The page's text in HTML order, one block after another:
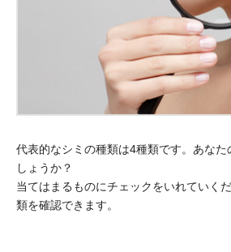
代表的なシミの種類は4種類です。あな
しょうか？
当てはまるものにチェックをいれていく
類を確認できます。